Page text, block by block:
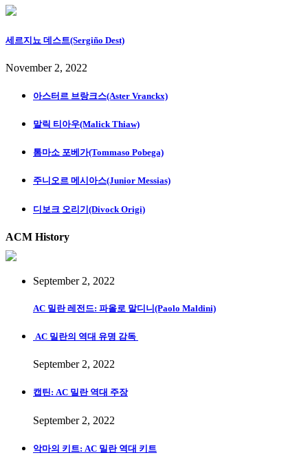
세르지뇨 데스트(Sergiño Dest)
November 2, 2022
아스터르 브랑크스(Aster Vranckx)
말릭 티아우(Malick Thiaw)
톰마소 포베가(Tommaso Pobega)
주니오르 메시아스(Junior Messias)
디보크 오리기(Divock Origi)
ACM History
September 2, 2022
AC 밀란 레전드: 파올로 말디니(Paolo Maldini)
AC 밀란의 역대 유명 감독
September 2, 2022
캡틴: AC 밀란 역대 주장
September 2, 2022
악마의 키트: AC 밀란 역대 키트